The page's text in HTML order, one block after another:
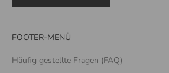
FOOTER-MENÜ
Häufig gestellte Fragen (FAQ)